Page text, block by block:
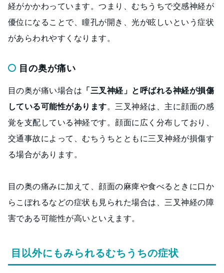
経がかかわっています。つまり、むちうちで交感神経が
優位になることで、瞳孔が開き、光が眩しいという症状
があらわれやすくなります。
目の奥が痛い
目の奥が痛い場合は 「三叉神経」と呼ばれる神経が損傷
している可能性があります。三叉神経は、主に顔面の感
覚を支配している神経です。顔面に広く分布しており、
交通事故によって、むちうちとともに三叉神経が損傷す
る場合があります。
目の奥の痛みに加えて、顔面の麻痺や食べるときに口か
らこぼれるなどの症状も見られた場合は、三叉神経の障
害である可能性が高いといえます。
目以外にもみられるむちうちの症状